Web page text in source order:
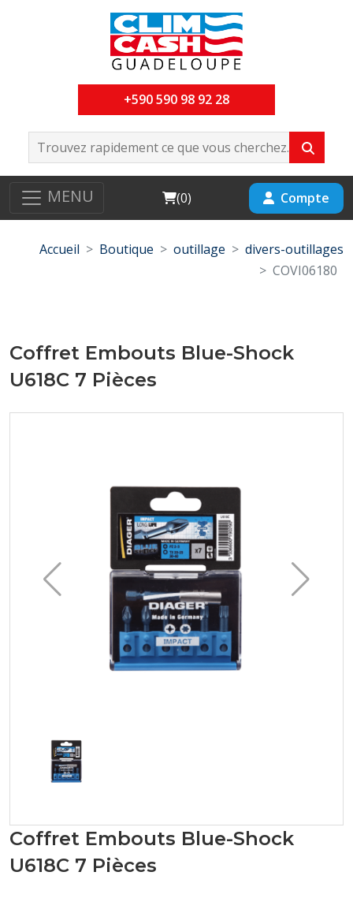
+590 590 98 92 28
MENU Cart
(0) Compte
Accueil Boutique outillage
divers-outillages
COVI06180
Coffret Embouts Blue-Shock
U618C 7 Pièces
Coffret Embouts Blue-Shock
U618C 7 Pièces